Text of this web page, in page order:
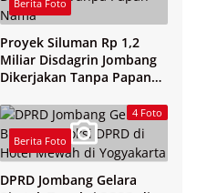
Berita Foto
Proyek Siluman Rp 1,2
Miliar Disdagrin Jombang
Dikerjakan Tanpa Papan
4 Foto
Berita Foto
DPRD Jombang Gelara